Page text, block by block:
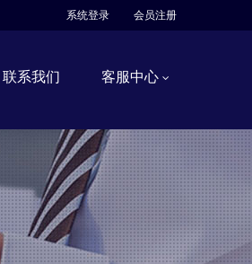
系统登录 会员注册
联系我们 客服中心